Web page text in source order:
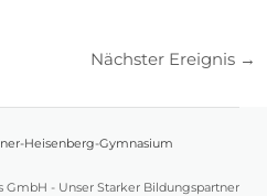
Nächster Ereignis →
Heisenberg-Gymnasium
GmbH - Unser Starker Bildungspartner